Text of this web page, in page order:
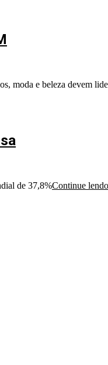
moda e beleza devem
de 37,8%Continue lendo